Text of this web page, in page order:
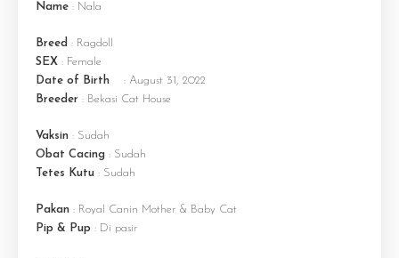
Name : Nala
Breed : Ragdoll
SEX : Female
Date of Birth : August 31, 2022
Breeder : Bekasi Cat House
Vaksin : Sudah
Obat Cacing : Sudah
Tetes Kutu : Sudah
Pakan : Royal Canin Mother & Baby Cat
Pip & Pup : Di pasir